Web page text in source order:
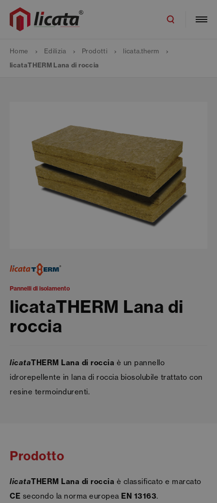
Home Edilizia Prodotti
licata.therm
licataTHERM Lana di roccia
Pannelli di isolamento
licataTHERM Lana di
roccia
licataTHERM Lana di roccia è un pannello
idrorepellente in lana di roccia biosolubile trattato con
resine termoindurenti.
Prodotto
licataTHERM Lana di roccia è classificato e marcato
CE secondo la norma europea EN 13163.